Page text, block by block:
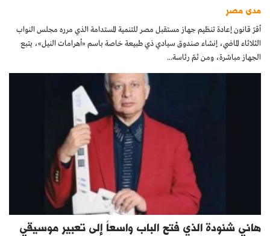
مدى مصر
أقرّ قانون إعادة تنظيم جهاز مستقبل مصر للتنمية المستدامة الذي مرره مجلس النواب
الثلاثاء الماضي، إنشاء صندوق سيادي ذي طبيعة خاصة باسم «أهرامات النيل»، يتبع
الجهاز مباشرة، ومن ثمّ رئاسة...
هاني شنودة الذي فتح الباب واسعاً إلى تعبيرٍ موسيقي